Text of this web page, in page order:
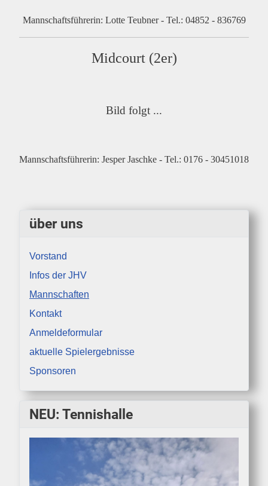
Mannschaftsführerin: Lotte Teubner - Tel.: 04852 - 836769
Midcourt (2er)
Bild folgt ...
Mannschaftsführerin: Jesper Jaschke - Tel.: 0176 - 30451018
über uns
Vorstand
Infos der JHV
Mannschaften
Kontakt
Anmeldeformular
aktuelle Spielergebnisse
Sponsoren
NEU: Tennishalle